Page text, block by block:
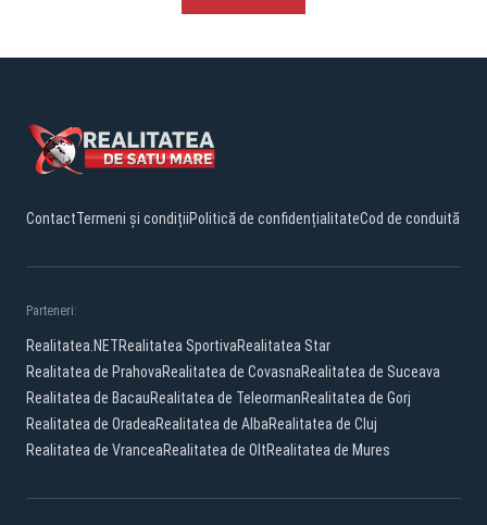
ContactTermeni și condițiiPolitică de confidențialitateCod de conduită
Parteneri:
Realitatea.NETRealitatea SportivaRealitatea Star
Realitatea de PrahovaRealitatea de CovasnaRealitatea de Suceava
Realitatea de BacauRealitatea de TeleormanRealitatea de Gorj
Realitatea de OradeaRealitatea de AlbaRealitatea de Cluj
Realitatea de VranceaRealitatea de OltRealitatea de Mures